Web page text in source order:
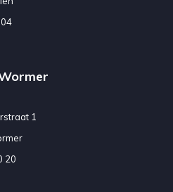
1
20